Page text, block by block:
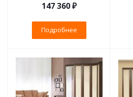
147 360 ₽
Подробнее